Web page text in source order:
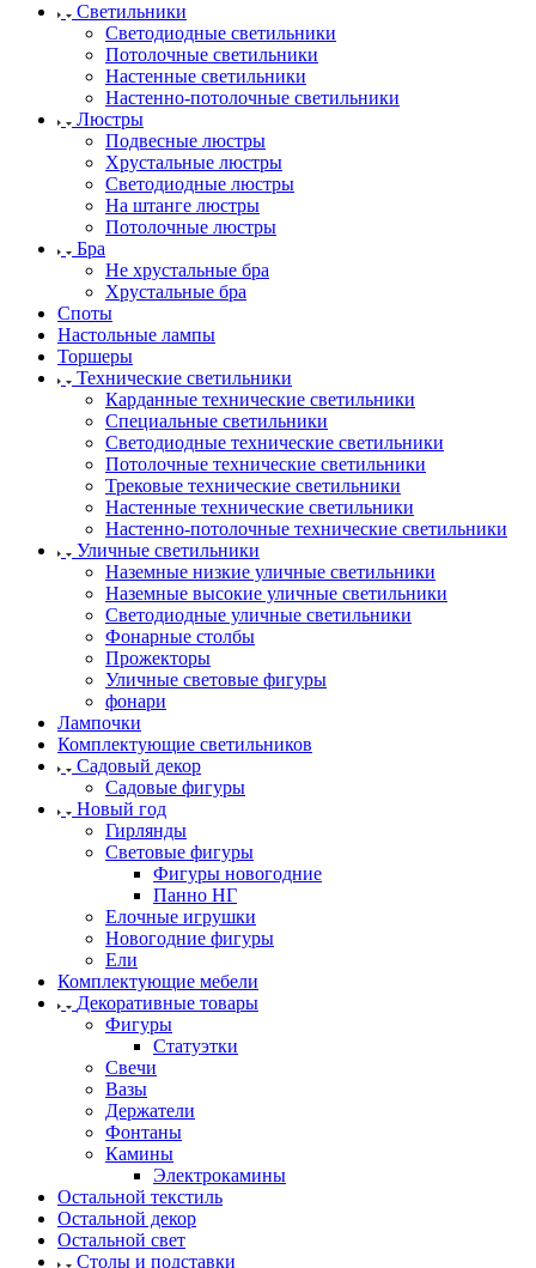
Светильники
Светодиодные светильники
Потолочные светильники
Настенные светильники
Настенно-потолочные светильники
Люстры
Подвесные люстры
Хрустальные люстры
Светодиодные люстры
На штанге люстры
Потолочные люстры
Бра
Не хрустальные бра
Хрустальные бра
Споты
Настольные лампы
Торшеры
Технические светильники
Карданные технические светильники
Специальные светильники
Светодиодные технические светильники
Потолочные технические светильники
Трековые технические светильники
Настенные технические светильники
Настенно-потолочные технические светильники
Уличные светильники
Наземные низкие уличные светильники
Наземные высокие уличные светильники
Светодиодные уличные светильники
Фонарные столбы
Прожекторы
Уличные световые фигуры
фонари
Лампочки
Комплектующие светильников
Садовый декор
Садовые фигуры
Новый год
Гирлянды
Световые фигуры
Фигуры новогодние
Панно НГ
Елочные игрушки
Новогодние фигуры
Ели
Комплектующие мебели
Декоративные товары
Фигуры
Статуэтки
Свечи
Вазы
Держатели
Фонтаны
Камины
Электрокамины
Остальной текстиль
Остальной декор
Остальной свет
Столы и подставки